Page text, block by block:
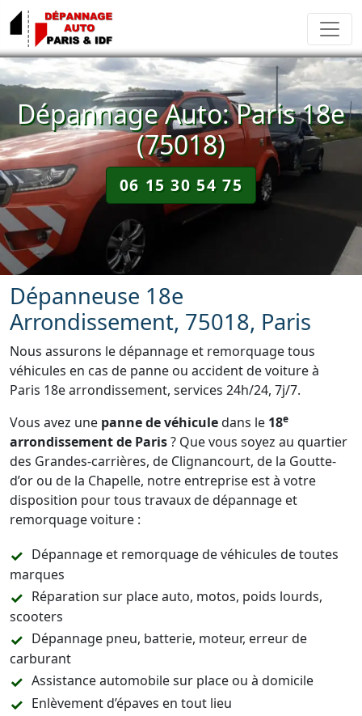
Dépannage Auto: Paris 18e
(75018)
06 15 30 54 75
Dépanneuse 18e
Arrondissement, 75018, Paris
Nous assurons le dépannage et remorquage tous
véhicules en cas de panne ou accident de voiture à
Paris 18e arrondissement, services 24h/24, 7j/7.
Vous avez une panne de véhiculedans le 18e
arrondissement de Paris? Que vous soyez au quartier
des Grandes-carrières, de Clignancourt, de la Goutte-
d’or ou de la Chapelle, notre entreprise est à votre
disposition pour tous travaux de dépannage et
remorquage voiture :
Dépannage et remorquage de véhicules de toutes
marques
Réparation sur place auto, motos, poids lourds,
scooters
Dépannage pneu, batterie, moteur, erreur de
carburant
Assistance automobile sur place ou à domicile
Enlèvement d’épaves en tout lieu